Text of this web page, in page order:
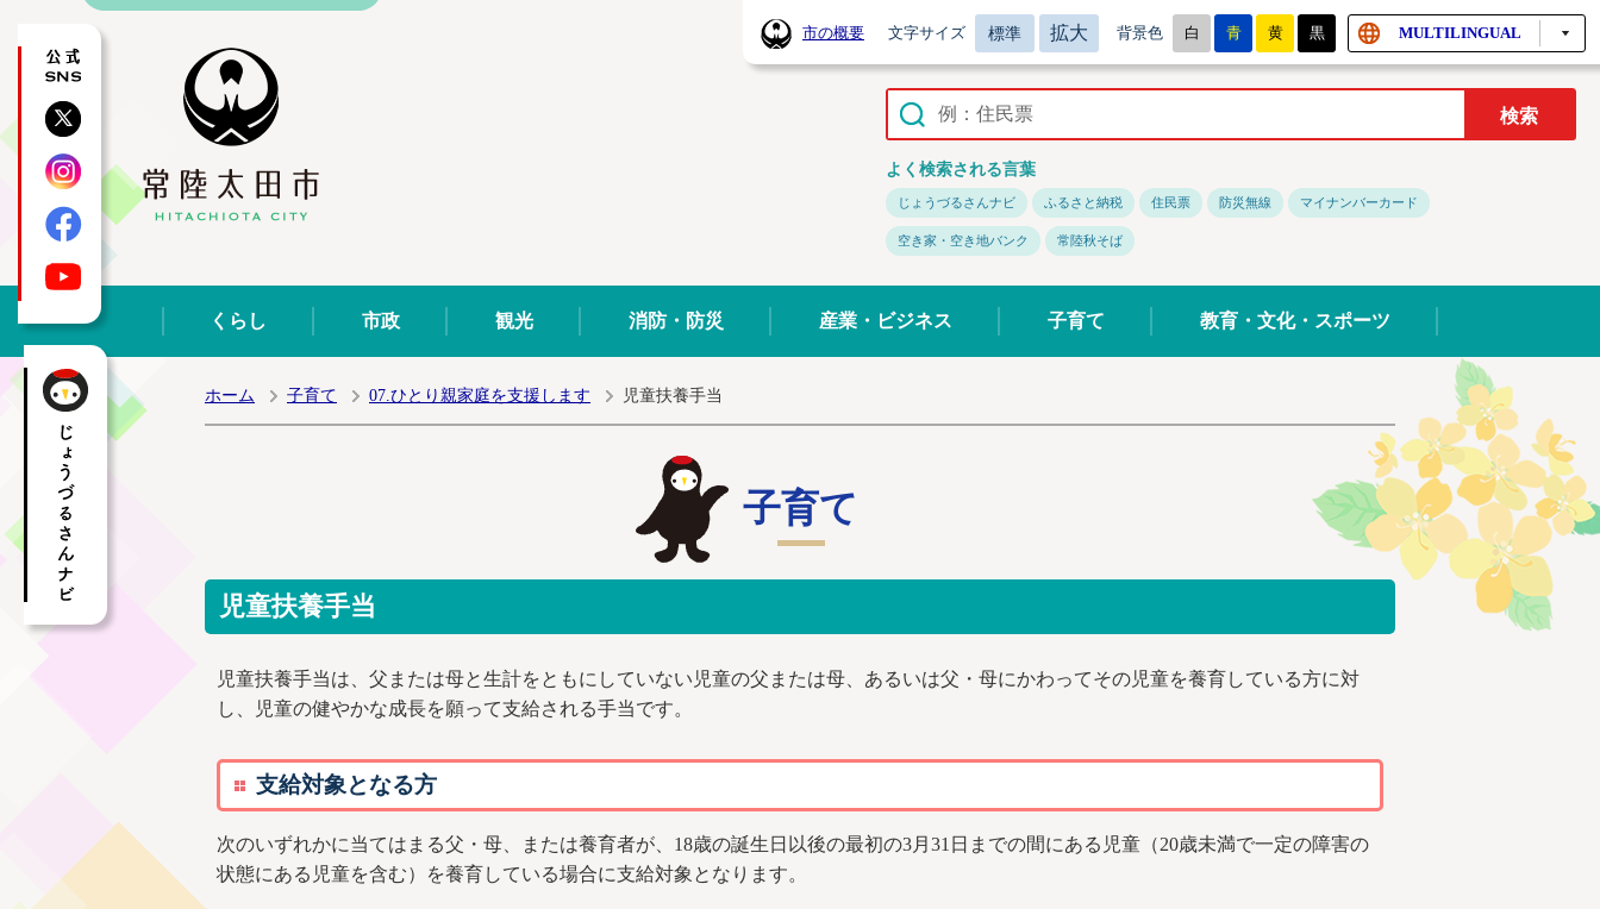
常陸太田市ホームページ
市の概要 文字サイズ 標準 拡大 背景色 白 青 黄 黒 MULTILINGUAL
よく検索される言葉
じょうづるさんナビ ふるさと納税 住民票 防災無線 マイナンバーカード
空き家・空き地バンク 常陸秋そば
公式SNS
X
Instagram
Facebook
YouTube くらし 市政 観光 消防・防災 産業・ビジネス 子育て 教育・文化・スポーツ
ホーム 子育て 07.ひとり親家庭を支援します 児童扶養手当
子育て
児童扶養手当
児童扶養手当は、父または母と生計をともにしていない児童の父または母、あるいは父・母にかわってその児童を養育している方に対
し、児童の健やかな成長を願って支給される手当です。
支給対象となる方
次のいずれかに当てはまる父・母、または養育者が、18歳の誕生日以後の最初の3月31日までの間にある児童（20歳未満で一定の障害の
状態にある児童を含む）を養育している場合に支給対象となります。